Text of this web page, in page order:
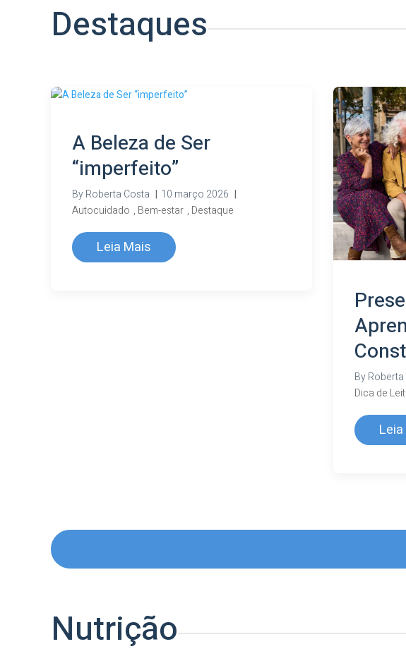
Destaques
A Beleza de Ser
“imperfeito”
ByRoberta Costa | 10 março 2026 |
Autocuidado , Bem-estar , Destaque
Leia Mais
By
Dica de
Nutrição